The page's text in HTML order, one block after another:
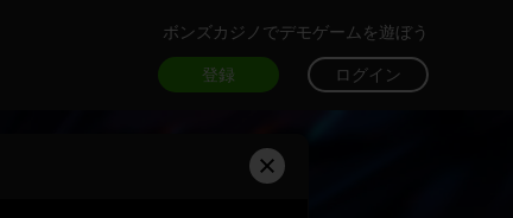
ボンズカジノでデモゲームを遊ぼう
登録 ログイン